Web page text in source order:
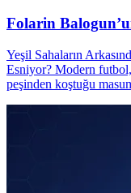
Folarin
Yeşil Sahaların
Esniyor? Modern
peşinden koştuğu